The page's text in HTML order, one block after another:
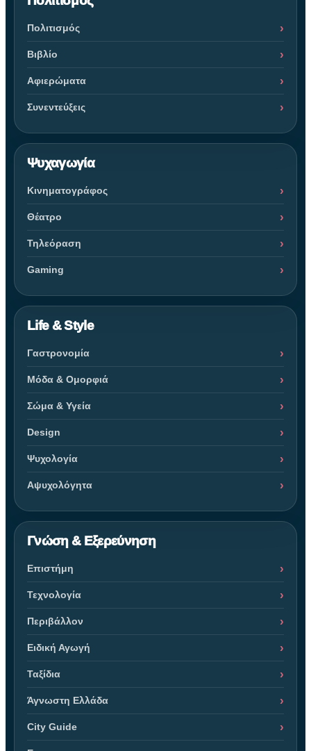
Πολιτισμός
Βιβλίο
Αφιερώματα
Συνεντεύξεις
Ψυχαγωγία
Κινηματογράφος
Θέατρο
Τηλεόραση
Gaming
Life & Style
Γαστρονομία
Μόδα & Ομορφιά
Σώμα & Υγεία
Design
Ψυχολογία
Αψυχολόγητα
Γνώση & Εξερεύνηση
Επιστήμη
Τεχνολογία
Περιβάλλον
Ειδική Αγωγή
Ταξίδια
Άγνωστη Ελλάδα
City Guide